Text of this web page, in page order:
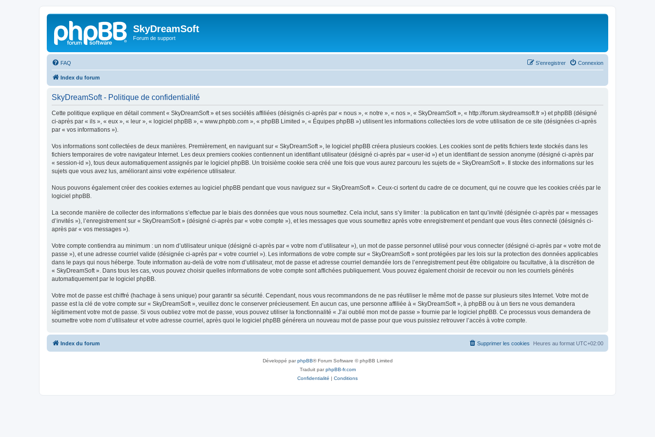
SkyDreamSoft
Forum de support
FAQ Connexion
S’enregistrer
Index du forum
SkyDreamSoft - Politique de confidentialité
Cette politique explique en détail comment « SkyDreamSoft » et ses sociétés affiliées (désignés ci-après par « nous », « notre », « nos », « SkyDreamSoft », « http://forum.skydreamsoft.fr ») et phpBB (désigné
ci-après par « ils », « eux », « leur », « logiciel phpBB », « www.phpbb.com », « phpBB Limited », « Équipes phpBB ») utilisent les informations collectées lors de votre utilisation de ce site (désignées ci-après
par « vos informations »).
Vos informations sont collectées de deux manières. Premièrement, en naviguant sur « SkyDreamSoft », le logiciel phpBB créera plusieurs cookies. Les cookies sont de petits fichiers texte stockés dans les
fichiers temporaires de votre navigateur Internet. Les deux premiers cookies contiennent un identifiant utilisateur (désigné ci-après par « user-id ») et un identifiant de session anonyme (désigné ci-après par
« session-id »), tous deux automatiquement assignés par le logiciel phpBB. Un troisième cookie sera créé une fois que vous aurez parcouru les sujets de « SkyDreamSoft ». Il stocke des informations sur les
sujets que vous avez lus, améliorant ainsi votre expérience utilisateur.
Nous pouvons également créer des cookies externes au logiciel phpBB pendant que vous naviguez sur « SkyDreamSoft ». Ceux-ci sortent du cadre de ce document, qui ne couvre que les cookies créés par le
logiciel phpBB.
La seconde manière de collecter des informations s’effectue par le biais des données que vous nous soumettez. Cela inclut, sans s’y limiter : la publication en tant qu’invité (désignée ci-après par « messages
d’invités »), l’enregistrement sur « SkyDreamSoft » (désigné ci-après par « votre compte »), et les messages que vous soumettez après votre enregistrement et pendant que vous êtes connecté (désignés ci-
après par « vos messages »).
Votre compte contiendra au minimum : un nom d’utilisateur unique (désigné ci-après par « votre nom d’utilisateur »), un mot de passe personnel utilisé pour vous connecter (désigné ci-après par « votre mot de
passe »), et une adresse courriel valide (désignée ci-après par « votre courriel »). Les informations de votre compte sur « SkyDreamSoft » sont protégées par les lois sur la protection des données applicables
dans le pays qui nous héberge. Toute information au-delà de votre nom d’utilisateur, mot de passe et adresse courriel demandée lors de l’enregistrement peut être obligatoire ou facultative, à la discrétion de
« SkyDreamSoft ». Dans tous les cas, vous pouvez choisir quelles informations de votre compte sont affichées publiquement. Vous pouvez également choisir de recevoir ou non les courriels générés
automatiquement par le logiciel phpBB.
Votre mot de passe est chiffré (hachage à sens unique) pour garantir sa sécurité. Cependant, nous vous recommandons de ne pas réutiliser le même mot de passe sur plusieurs sites Internet. Votre mot de
passe est la clé de votre compte sur « SkyDreamSoft », veuillez donc le conserver précieusement. En aucun cas, une personne affiliée à « SkyDreamSoft », à phpBB ou à un tiers ne vous demandera
légitimement votre mot de passe. Si vous oubliez votre mot de passe, vous pouvez utiliser la fonctionnalité « J’ai oublié mon mot de passe » fournie par le logiciel phpBB. Ce processus vous demandera de
soumettre votre nom d’utilisateur et votre adresse courriel, après quoi le logiciel phpBB générera un nouveau mot de passe pour que vous puissiez retrouver l’accès à votre compte.
Index du forum Heures au format UTC+02:00
Supprimer les cookies
Développé parphpBB® Forum Software © phpBB Limited
Traduit parphpBB-fr.com
Confidentialité | Conditions